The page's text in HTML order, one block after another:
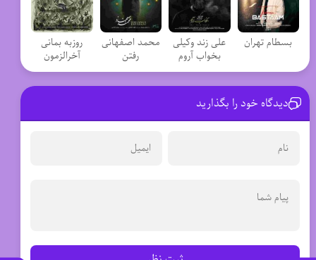
بسطام تهران
علی زند وکیلی
بخواب آروم
محمد اصفهانی
رفتن
روزبه بمانی
آخرالزمون
دیدگاه خود را بگذارید